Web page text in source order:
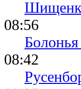
08:56
08:42